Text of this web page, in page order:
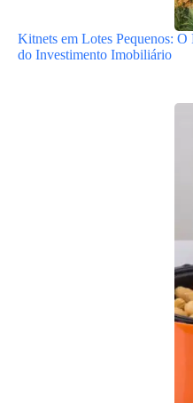
Kitnets em Lotes Pequenos: O
do Investimento Imobiliário